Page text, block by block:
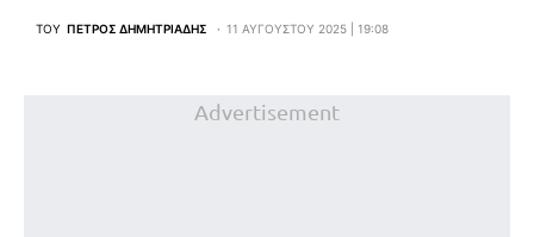
ΤΟΥ ΠΈΤΡΟΣ ΔΗΜΗΤΡΙΆΔΗΣ 11 ΑΥΓΟΎΣΤΟΥ 2025 | 19:08
Advertisement